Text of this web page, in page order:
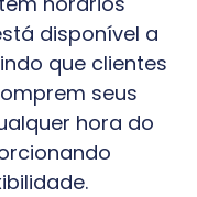
disponível a
que clientes
seus
hora do